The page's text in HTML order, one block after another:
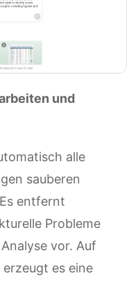
und
alle
sauberen
entfernt
Probleme
vor. Auf
es eine